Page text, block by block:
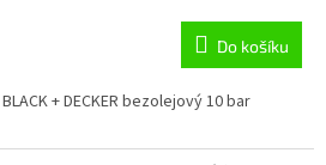
Do košíku
+ DECKER bezolejový 10 bar